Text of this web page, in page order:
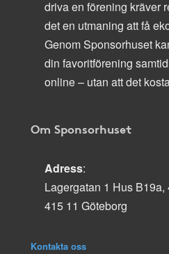
driva en förening kräver
det en utmaning att få
Genom Sponsorhuset
din favoritförening
online – utan att det
Om Sponsorhuset
Adress:
Lagergatan 1 Hus B19a,
415 11 Göteborg
Kontakta oss